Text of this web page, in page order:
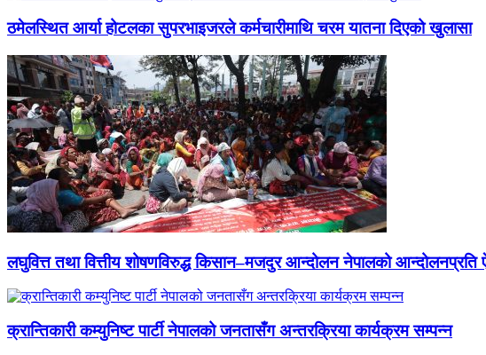
ठमेलस्थित आर्या होटलका सुपरभाइजरले कर्मचारीमाथि चरम यातना दिएको खुलासा
लघुवित्त तथा वित्तीय शोषणविरुद्ध किसान–मजदुर आन्दोलन नेपालको आन्दोलनप्रति
क्रान्तिकारी कम्युनिष्ट पार्टी नेपालको जनतासँग अन्तरक्रिया कार्यक्रम सम्पन्न